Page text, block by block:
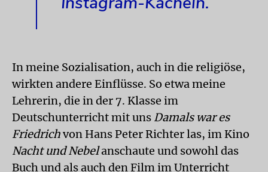
In meine Sozialisation, auch in die religiöse,
wirkten andere Einflüsse. So etwa meine
Lehrerin, die in der 7. Klasse im
Deutschunterricht mit uns Damals war es
Friedrichvon Hans Peter Richter las, im Kino
Nacht und Nebelanschaute und sowohl das
Buch und als auch den Film im Unterricht